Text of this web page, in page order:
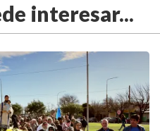
interesar...